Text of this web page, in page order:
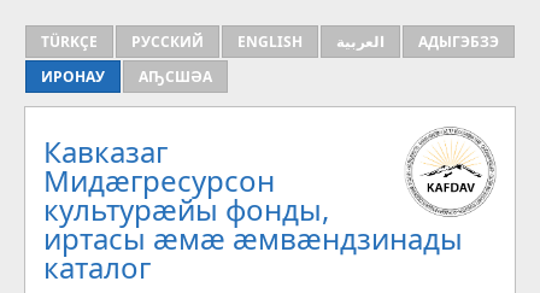
TÜRKÇE РУССКИЙ ENGLISH العربية
АДЫГЭБЗЭ
ИРОНАУ
АҦСШӘА
Кавказаг
Мидæгресурсон
культурæйы фонды,
иртасы æмæ æмвæндзинады
каталог